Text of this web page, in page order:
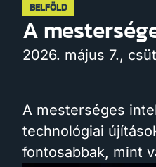
BELFÖLD
A
2026. május 7.,
A mesterséges
technológiai
fontosabbak, mint